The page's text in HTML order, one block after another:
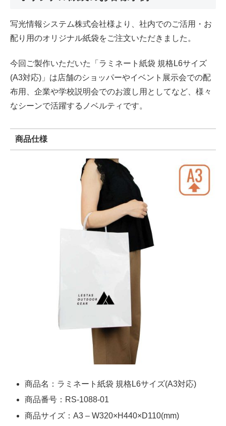
写光情報システム株式会社様より、社内でのご活用・お
配り用のオリジナル紙袋をご注文いただきました。
今回ご製作いただいた「ラミネート紙袋 規格L6サイズ
(A3対応)」は店舗のショッパーやイベント展示会での配
布用、企業や学校説明会でのお渡し用としてなど、様々
なシーンで活躍するノベルティです。
商品仕様
商品名：ラミネート紙袋 規格L6サイズ(A3対応)
商品番号：RS-1088-01
商品サイズ：A3 – W320×H440×D110(mm)